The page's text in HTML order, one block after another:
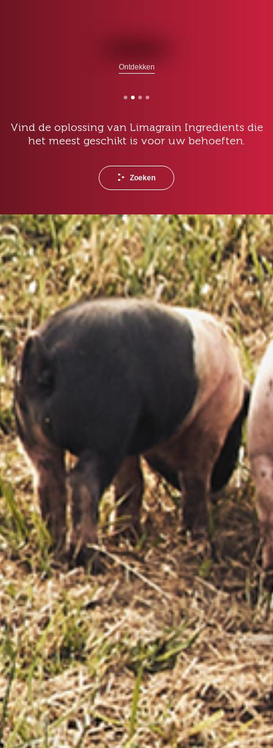
Ontdekken
Vind de oplossing van Limagrain Ingredients die
het meest geschikt is voor uw behoeften.
Zoeken